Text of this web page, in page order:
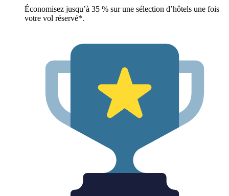
Économisez jusqu’à 35 % sur une sélection d’hôtels une fois
votre vol réservé*.